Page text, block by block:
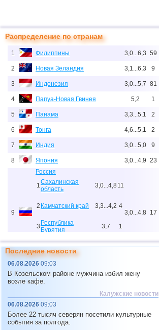
Распределение по странам
1 Филиппины 3,0...6,3 59
2 Новая Зеландия 3,1...6,3 9
3 Индонезия 3,0...5,7 81
4 Папуа-Новая Гвинея 5,2 1
5 Панама 3,3...5,1 2
6 Тонга 4,6...5,1 2
7 Индия 3,0...5,0 9
8 Япония 3,0...4,9 23
9
Россия
1Сахалинская
область
3,0...4,811
2 Камчатский край 3,3...4,2 4
3 Республика
Бурятия
3,7 1
4Чеченская
Республика
3,0...4,8 17
10 Мьянма
11 Фиджи
3,0...4,6 47
13
Юж. Джорджия и Сандвичевы
о.
14 США
Последние новости
06.08.2026 09:03
В Козельском районе мужчина избил жену
возле кафе.
Калужские новости
06.08.2026 09:03
Более 22 тысяч северян посетили культурные
события за полгода.